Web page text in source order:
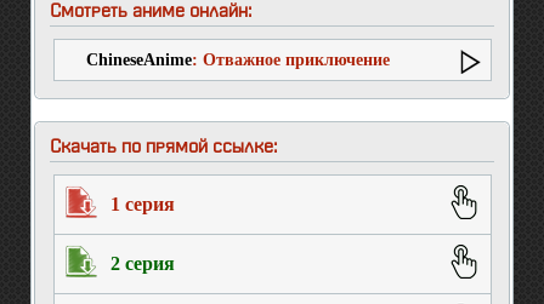
Смотреть аниме онлайн:
ChineseAnime: Отважное приключение
Скачать по прямой ссылке:
1 серия
2 серия